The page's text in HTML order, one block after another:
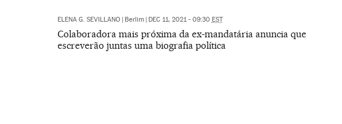
ELENA G. SEVILLANO | Berlim | DEC 11, 2021 - 09:30 EST
Colaboradora mais próxima da ex-mandatária anuncia que
escreverão juntas uma biografia política